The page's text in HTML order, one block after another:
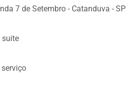
7 de Setembro - Catanduva - SP
suite